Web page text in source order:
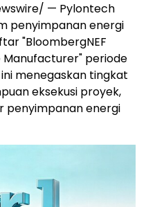
— Pylontech
penyimpanan energi
"BloombergNEF
Manufacturer" periode
menegaskan tingkat
eksekusi proyek,
penyimpanan energi